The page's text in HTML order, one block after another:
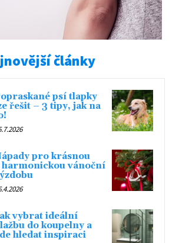
články
psí tlapky
řešit – 3 tipy, jak na
pro krásnou
harmonickou vánoční
vybrat ideální
do koupelny a
hledat inspiraci